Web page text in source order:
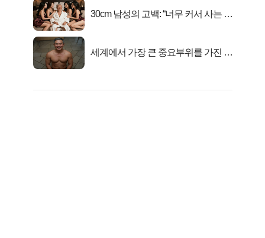
30cm 남성의 고백: “너무 커서 사는 게
세계에서 가장 큰 중요부위를 가진 남